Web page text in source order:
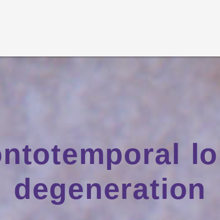
degeneration